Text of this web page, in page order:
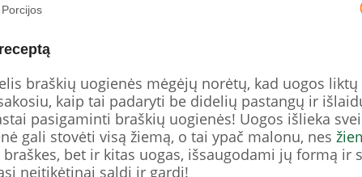
Porcijos
braškių uogienės mėgėjų norėtų, kad uogos
kaip tai padaryti be didelių pastangų ir
pasigaminti braškių uogienės! Uogos išlieka
gali stovėti visą žiemą, o tai ypač malonu, nes
braškes, bet ir kitas uogas, išsaugodami jų formą
neįtikėtinai saldi ir gardi!